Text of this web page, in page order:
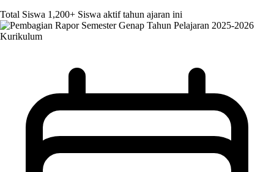
Total Siswa 1,200+ Siswa aktif tahun ajaran ini
Kurikulum